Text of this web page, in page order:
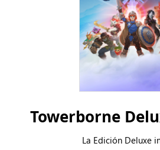
Towerborne
La Edición Deluxe